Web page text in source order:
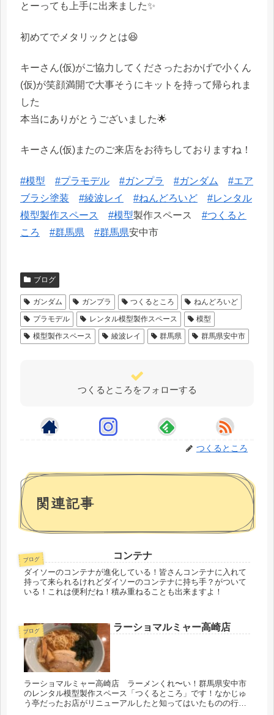
とーっても上手に出来ました✨
初めてでメタリックとは😆
キーさん(仮)がご協力してくださったおかげで小くん
(仮)が笑顔満開で大事そうにキットを持って帰られま
した
本当にありがとうございました🌟
キーさん(仮)またのご来店をお待ちしておりますね！
#模型 #プラモデル #ガンプラ #ガンダム
#エア
ブラシ塗装
#綾波レイ #ねんどろいど
#レンタル
模型製作スペース
#模型製作スペース #つくると
ころ
#群馬県 #群馬県安中市
ブログ
ガンダム ガンプラ つくるところ
ねんどろいど
プラモデル
レンタル模型製作スペース
模型
模型製作スペース
綾波レイ 群馬県 群馬県安中市
つくるところをフォローする
つくるところ
関連記事
ブログ コンテナ
ダイソーのコンテナが進化している！皆さんコンテナに入れて
持って来られるけれどダイソーのコンテナに持ち手？がついて
いる！これは便利だね！積み重ねることも出来ますよ！
ブログ ラーショマルミャー高崎店
ラーショマルミャー高崎店 ラーメンくれ〜い！群馬県安中市
のレンタル模型製作スペース「つくるところ」です！なかじゅ
う亭だったお店がリニューアルしたと知ってはいたものの行っ